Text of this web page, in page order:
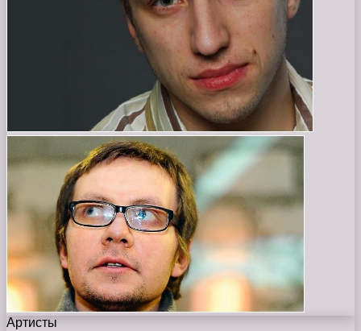
Артисты